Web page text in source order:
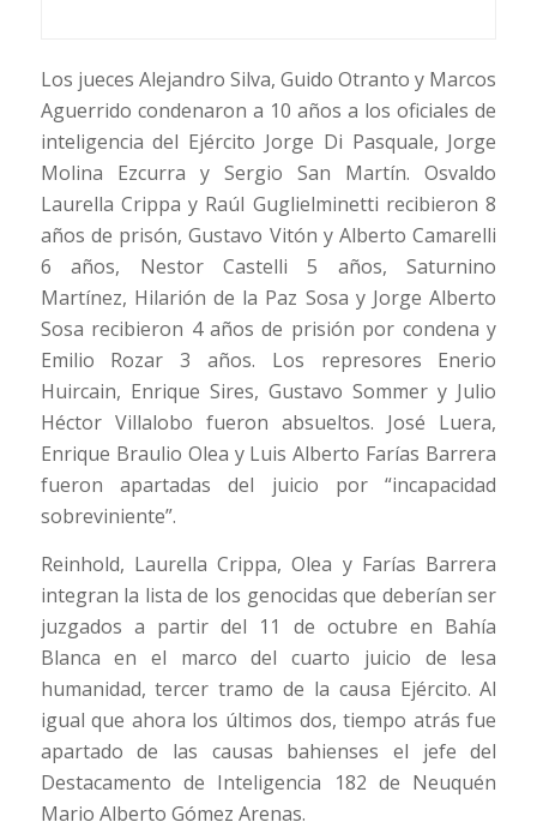
Los jueces Alejandro Silva, Guido Otranto y Marcos
Aguerrido condenaron a 10 años a los oficiales de
inteligencia del Ejército Jorge Di Pasquale, Jorge
Molina Ezcurra y Sergio San Martín. Osvaldo
Laurella Crippa y Raúl Guglielminetti recibieron 8
años de prisón, Gustavo Vitón y Alberto Camarelli
6 años, Nestor Castelli 5 años, Saturnino
Martínez, Hilarión de la Paz Sosa y Jorge Alberto
Sosa recibieron 4 años de prisión por condena y
Emilio Rozar 3 años. Los represores Enerio
Huircain, Enrique Sires, Gustavo Sommer y Julio
Héctor Villalobo fueron absueltos. José Luera,
Enrique Braulio Olea y Luis Alberto Farías Barrera
fueron apartadas del juicio por “incapacidad
sobreviniente”.
Reinhold, Laurella Crippa, Olea y Farías Barrera
integran la lista de los genocidas que deberían ser
juzgados a partir del 11 de octubre en Bahía
Blanca en el marco del cuarto juicio de lesa
humanidad, tercer tramo de la causa Ejército. Al
igual que ahora los últimos dos, tiempo atrás fue
apartado de las causas bahienses el jefe del
Destacamento de Inteligencia 182 de Neuquén
Mario Alberto Gómez Arenas.